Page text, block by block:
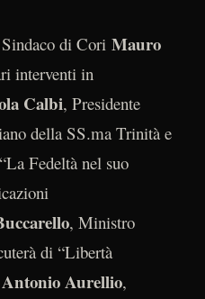
di Cori Mauro
interventi in
Calbi, Presidente
della SS.ma Trinità e
Fedeltà nel suo
, Ministro
di “Libertà
Aurellio,